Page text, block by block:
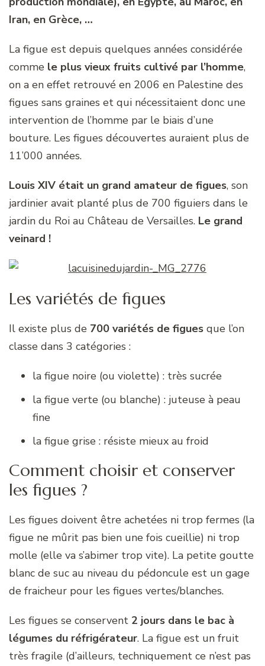
Iran, en Grèce, …
La figue est depuis quelques années considérée
comme le plus vieux fruits cultivé par l’homme,
on a en effet retrouvé en 2006 en Palestine des
figues sans graines et qui nécessitaient donc une
intervention de l’homme par le biais d’une
bouture. Les figues découvertes auraient plus de
11’000 années.
Louis XIV était un grand amateur de figues, son
jardinier avait planté plus de 700 figuiers dans le
jardin du Roi au Château de Versailles. Le grand
veinard !
Les variétés de figues
Il existe plus de 700 variétés de figues que l’on
classe dans 3 catégories :
la figue noire (ou violette) : très sucrée
la figue verte (ou blanche) : juteuse à peau
fine
la figue grise : résiste mieux au froid
Comment choisir et conserver
les figues ?
Les figues doivent être achetées ni trop fermes (la
figue ne mûrit pas bien une fois cueillie) ni trop
molle (elle va s’abimer trop vite). La petite goutte
blanc de suc au niveau du pédoncule est un gage
de fraicheur pour les figues vertes/blanches.
Les figues se conservent 2 jours dans le bac à
légumes du réfrigérateur. La figue est un fruit
très fragile (d’ailleurs, techniquement ce n’est pas